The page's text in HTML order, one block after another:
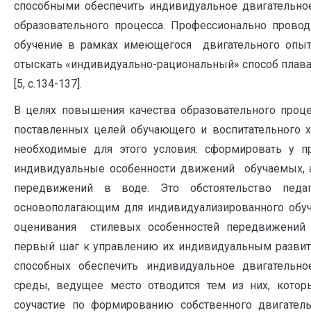
способными обеспечить индивидуальное
образовательного процесса. Профессионально
обучение в рамках имеющегося двигательного
отыскать «индивидуально-рациональный» способ
[5, с.134-137].
В целях повышения качества образовательного
поставленных целей обучающего и
необходимые для этого условия: сформировать у
индивидуальные особенности движений
передвижений в воде. Это обстоятельство
основополагающим для индивидуализированного
оценивания стилевых особенностей передвижений
первый шаг к управлению их индивидуальным
способных обеспечить индивидуальное
среды, ведущее место отводится тем из них,
соучастие по формированию собственного